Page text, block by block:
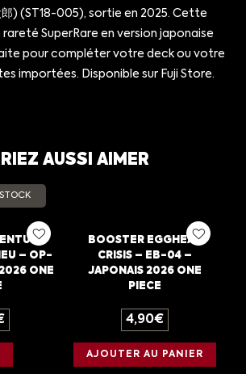
郎) (ST18-005), sortie en 2025. Cette
SuperRare en version japonaise
pour compléter votre deck ou votre
importées. Disponible sur Fuji Store.
AUSSI AIMER
– OP-
ONE
BOOSTER EGGHEAD
CRISIS – EB-04 –
JAPONAIS 2026 ONE
PIECE
4,90€
AJOUTER AU PANIER